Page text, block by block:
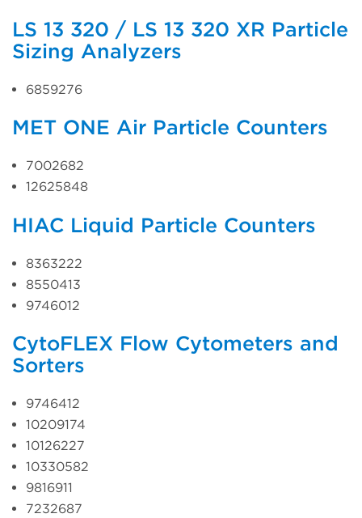
LS 13 320 / LS 13 320 XR Particle
Sizing Analyzers
6859276
MET ONE Air Particle Counters
7002682
12625848
HIAC Liquid Particle Counters
8363222
8550413
9746012
CytoFLEX Flow Cytometers and
Sorters
9746412
10209174
10126227
10330582
9816911
7232687